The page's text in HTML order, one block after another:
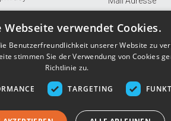
und Rückgaberecht
KVK: 97082163
BTW:
Webseite verwendet Cookies.
Benutzerfreundlichkeit unserer Website zu
stimmen Sie der Verwendung von Cookies
Richtlinie zu.
TARGETING